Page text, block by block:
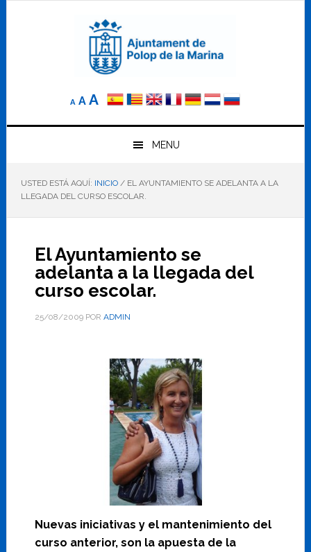
A
Reducir
elA Tamaño
AAumentar
el
tamaño
letra
MENU
USTED ESTÁ AQUÍ: INICIO /EL AYUNTAMIENTO SE ADELANTA A LA
LLEGADA DEL CURSO ESCOLAR.
El Ayuntamiento se
adelanta a la llegada del
curso escolar.
25/08/2009POR ADMIN
Nuevas iniciativas y el mantenimiento del
curso anterior, son la apuesta de la